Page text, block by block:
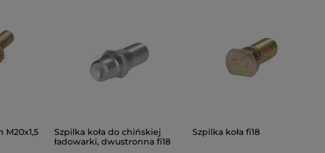
M20x1,5
Szpilka koła do chińskiej
ładowarki, dwustronna fi18
Szpilka koła fi18